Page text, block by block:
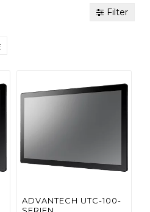
Filter
ADVANTECH UTC-100-